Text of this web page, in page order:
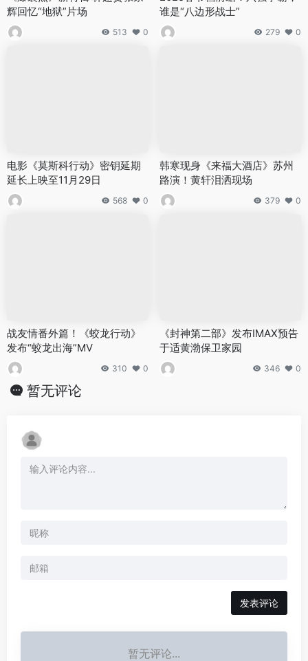
辉回忆“地狱”片场
513 0
谁是“八边形战士”
279 0
电影《莫斯科行动》密钥延期
延长上映至11月29日
568 0
韩寒现身《来福大酒店》苏州
路演！黄轩泪洒现场
379 0
战友情番外篇！《蛟龙行动》
发布“蛟龙出海”MV
310 0
《封神第二部》发布IMAX预告
于适黄渤保卫家园
346 0
暂无评论
发表评论
暂无评论...